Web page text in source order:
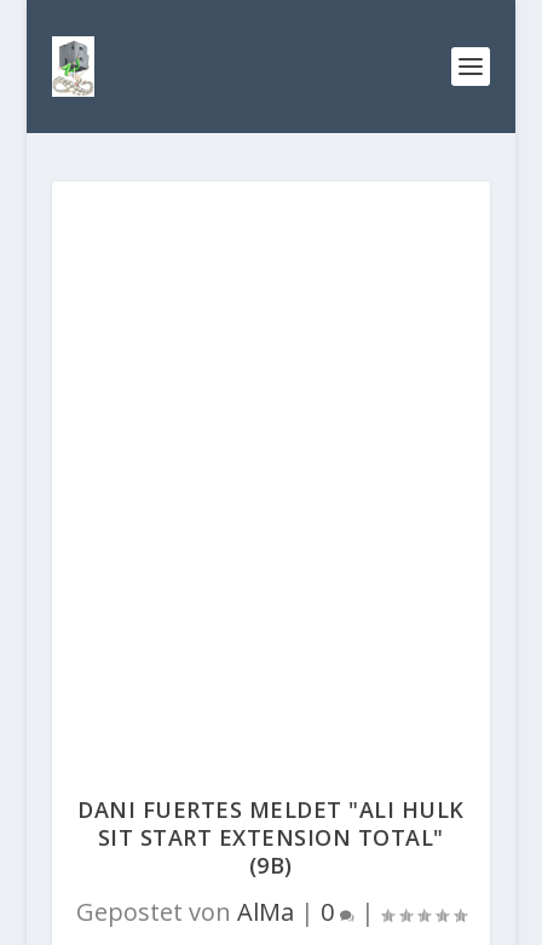
DANI FUERTES MELDET "ALI HULK
SIT START EXTENSION TOTAL"
(9B)
Gepostet von AlMa | 0 |